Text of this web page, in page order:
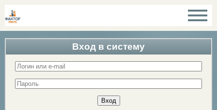
Вход в систему